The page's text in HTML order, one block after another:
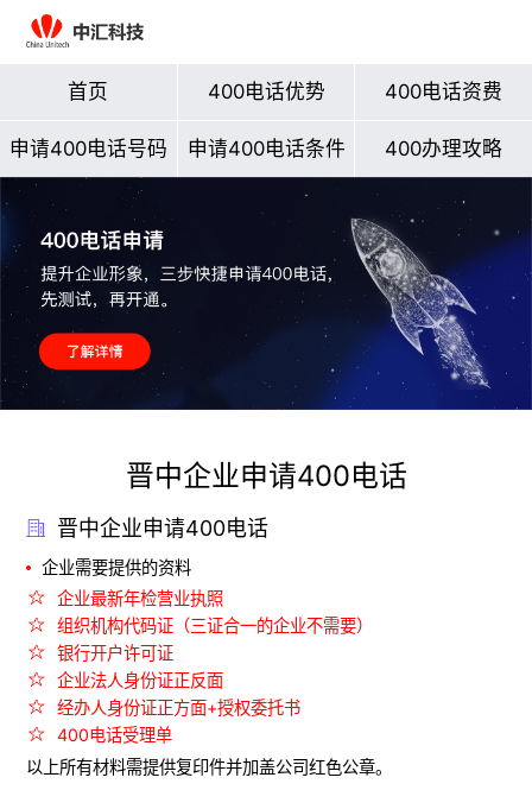
首页 400电话优势 400电话资费
申请400电话号码 申请400电话条件 400办理攻略
晋中企业申请400电话
晋中企业申请400电话
企业需要提供的资料
企业最新年检营业执照
组织机构代码证（三证合一的企业不需要）
银行开户许可证
企业法人身份证正反面
经办人身份证正方面+授权委托书
400电话受理单
以上所有材料需提供复印件并加盖公司红色公章。